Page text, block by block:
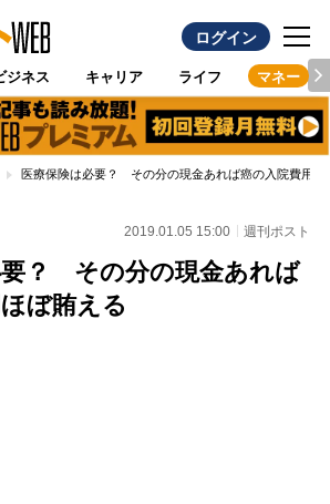
ログイン
ジネス キャリア ライフ マネー
医療保険は必要？ その分の現金あれば癌の入院費用ほ
2019.01.05 15:00 週刊ポスト
要？ その分の現金あれば
ぼ賄える